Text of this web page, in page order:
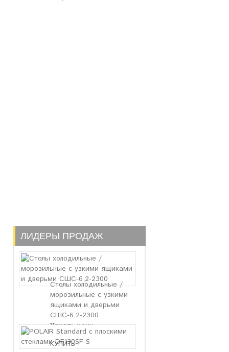
ЛИДЕРЫ ПРОДАЖ
Столы холодильные /
морозильные с узкими
ящиками и дверьми
СШС-6,2-2300
Узнать цену